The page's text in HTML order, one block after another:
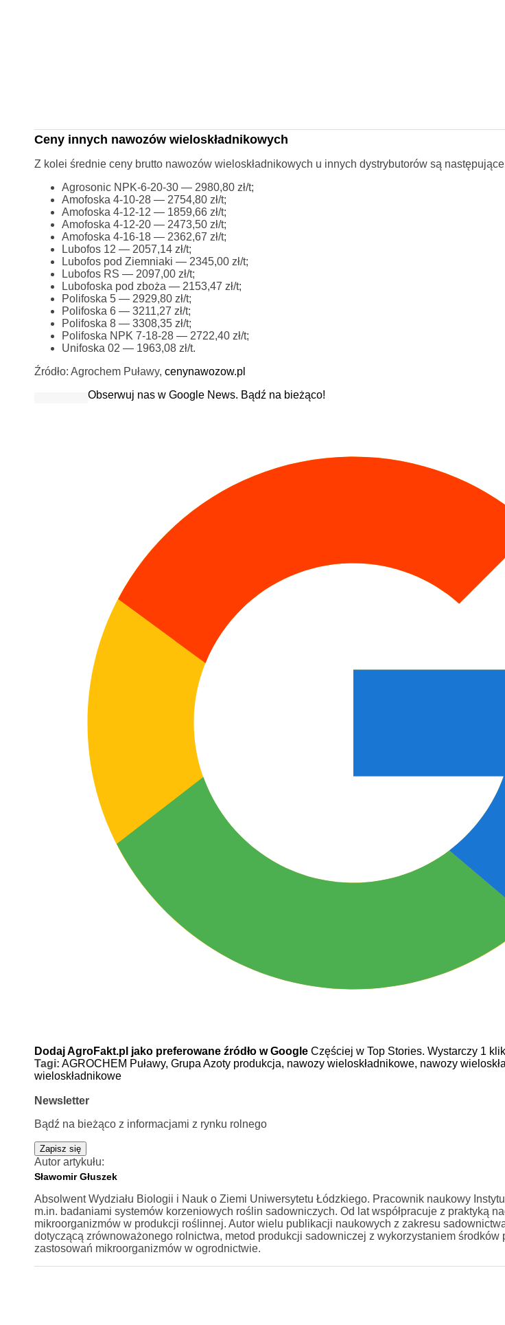
Ceny innych nawozów wieloskładnikowych
Z kolei średnie ceny brutto nawozów wieloskładnikowych u innych dystrybutorów są
Agrosonic NPK-6-20-30 — 2980,80 zł/t;
Amofoska 4-10-28 — 2754,80 zł/t;
Amofoska 4-12-12 — 1859,66 zł/t;
Amofoska 4-12-20 — 2473,50 zł/t;
Amofoska 4-16-18 — 2362,67 zł/t;
Lubofos 12 — 2057,14 zł/t;
Lubofos pod Ziemniaki — 2345,00 zł/t;
Lubofos RS — 2097,00 zł/t;
Lubofoska pod zboża — 2153,47 zł/t;
Polifoska 5 — 2929,80 zł/t;
Polifoska 6 — 3211,27 zł/t;
Polifoska 8 — 3308,35 zł/t;
Polifoska NPK 7-18-28 — 2722,40 zł/t;
Unifoska 02 — 1963,08 zł/t.
Źródło: Agrochem Puławy, cenynawozow.pl
Obserwuj nas w Google News. Bądź na bieżąco!
Dodaj AgroFakt.pl jako preferowane źródło w Google Częściej w Top Stories. Wystarczy 1
Tagi: AGROCHEM Puławy, Grupa Azoty produkcja, nawozy wieloskładnikowe, nawozy
wieloskładnikowe
Newsletter
Bądź na bieżąco z informacjami z rynku rolnego
Zapisz się
Autor artykułu:
Sławomir Głuszek
Absolwent Wydziału Biologii i Nauk o Ziemi Uniwersytetu Łódzkiego. Pracownik naukowy
m.in. badaniami systemów korzeniowych roślin sadowniczych. Od lat współpracuje z praktyką
mikroorganizmów w produkcji roślinnej. Autor wielu publikacji naukowych z zakresu
dotyczącą zrównoważonego rolnictwa, metod produkcji sadowniczej z wykorzystaniem środków
zastosowań mikroorganizmów w ogrodnictwie.